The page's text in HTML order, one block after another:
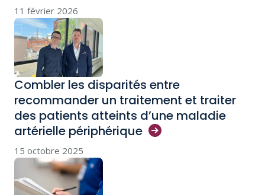
11 février 2026
Combler les disparités entre
recommander un traitement et traiter
des patients atteints d’une maladie
artérielle périphérique
15 octobre 2025